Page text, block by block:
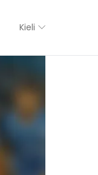
Kieli